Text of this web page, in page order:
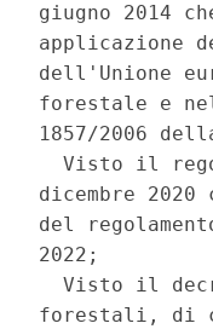
giugno 2014
applicazione
dell'Unione
forestale e
1857/2006
Visto il
dicembre
del
2022;
Visto il
forestali, di